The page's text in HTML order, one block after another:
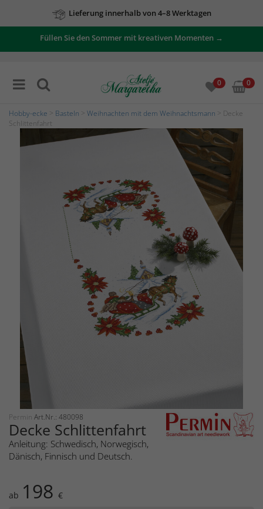
Lieferung innerhalb von 4–8 Werktagen
Zu unseren Angeboten
Füllen Sie den Sommer mit kreativen Momenten →
0 0
Hobby-ecke Basteln Weihnachten mit dem Weihnachtsmann > Decke
Schlittenfahrt
Permin Art.Nr.: 480098
Decke Schlittenfahrt
Anleitung: Schwedisch, Norwegisch,
Dänisch, Finnisch und Deutsch.
ab 198 €